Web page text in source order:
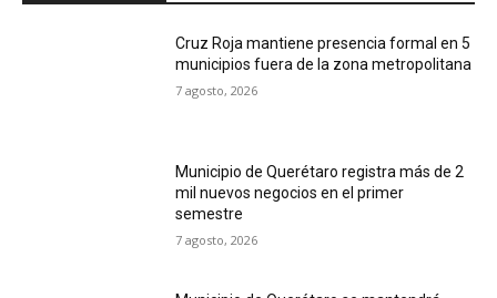
Cruz Roja mantiene presencia formal en 5
municipios fuera de la zona metropolitana
7 agosto, 2026
Municipio de Querétaro registra más de 2
mil nuevos negocios en el primer
semestre
7 agosto, 2026